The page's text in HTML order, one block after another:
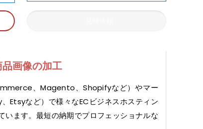
品画像の加工
、Magento、Shopifyなど）やマー
Etsyなど）で様々なECビジネスホスティン
います。最短の納期でプロフェッショナルな